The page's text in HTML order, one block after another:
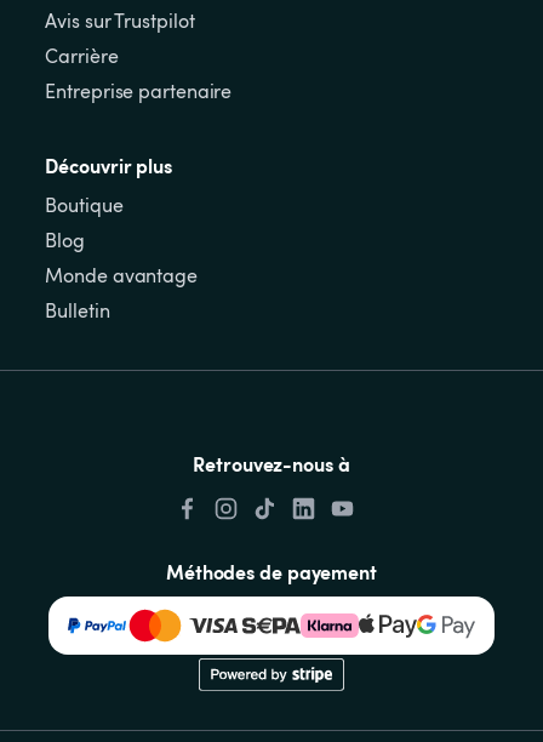
Avis sur Trustpilot
Carrière
Entreprise partenaire
Découvrir plus
Boutique
Blog
Monde avantage
Bulletin
Retrouvez-nous à
Méthodes de payement